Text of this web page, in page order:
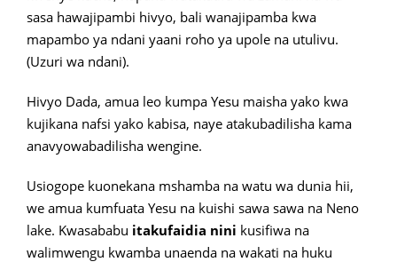
sasa hawajipambi hivyo, bali wanajipamba kwa
mapambo ya ndani yaani roho ya upole na utulivu.
(Uzuri wa ndani).
Hivyo Dada, amua leo kumpa Yesu maisha yako kwa
kujikana nafsi yako kabisa, naye atakubadilisha kama
anavyowabadilisha wengine.
Usiogope kuonekana mshamba na watu wa dunia hii,
we amua kumfuata Yesu na kuishi sawa sawa na Neno
lake. Kwasababu itakufaidia nini kusifiwa na
walimwengu kwamba unaenda na wakati na huku